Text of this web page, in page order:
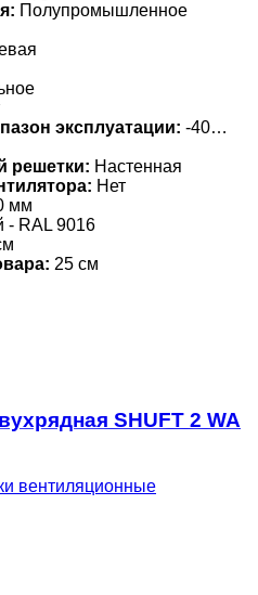
Полупромышленное
эксплуатации: -40…
решетки: Настенная
Нет
мм
- RAL 9016
25 см
SHUFT 2 WA
вентиляционные